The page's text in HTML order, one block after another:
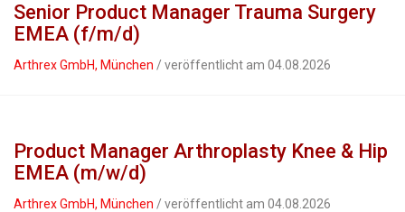
Senior Product Manager Trauma Surgery
EMEA (f/m/d)
Arthrex GmbH, München / veröffentlicht am 04.08.2026
Product Manager Arthroplasty Knee & Hip
EMEA (m/w/d)
Arthrex GmbH, München / veröffentlicht am 04.08.2026